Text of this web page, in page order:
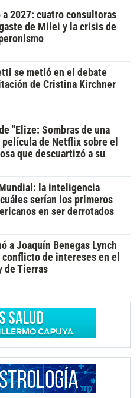
a 2027: cuatro consultoras
de Milei y la crisis de
se metió en el debate
de Cristina Kirchner
"Elize: Sombras de una
película de Netflix sobre el
que descuartizó a su
la inteligencia
serían los primeros
en ser derrotados
a Joaquín Benegas Lynch
de intereses en el
de Tierras